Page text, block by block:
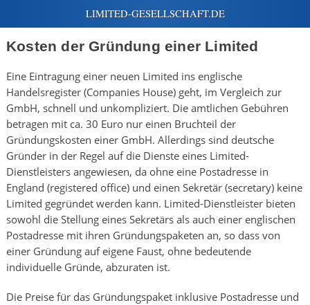
Kosten der Gründung einer Limited
Eine Eintragung einer neuen Limited ins englische
Handelsregister (Companies House) geht, im Vergleich zur
GmbH, schnell und unkompliziert. Die amtlichen Gebühren
betragen mit ca. 30 Euro nur einen Bruchteil der
Gründungskosten einer GmbH. Allerdings sind deutsche
Gründer in der Regel auf die Dienste eines Limited-
Dienstleisters angewiesen, da ohne eine Postadresse in
England (registered office) und einen Sekretär (secretary) keine
Limited gegründet werden kann. Limited-Dienstleister bieten
sowohl die Stellung eines Sekretärs als auch einer englischen
Postadresse mit ihren Gründungspaketen an, so dass von
einer Gründung auf eigene Faust, ohne bedeutende
individuelle Gründe, abzuraten ist.
Die Preise für das Gründungspaket inklusive Postadresse und